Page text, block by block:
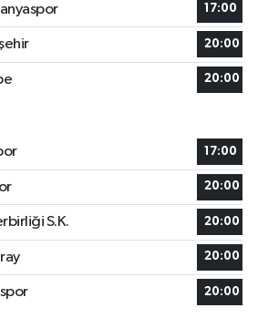
17:00
20:00
20:00
17:00
20:00
S.K. 20:00
20:00
20:00